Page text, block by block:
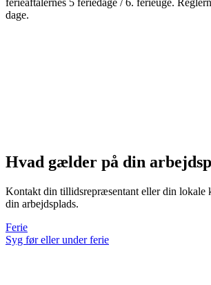
dage.
Hvad gælder på din
Kontakt din tillidsrepræsentant eller din lokale
din arbejdsplads.
Ferie
Syg før eller under ferie